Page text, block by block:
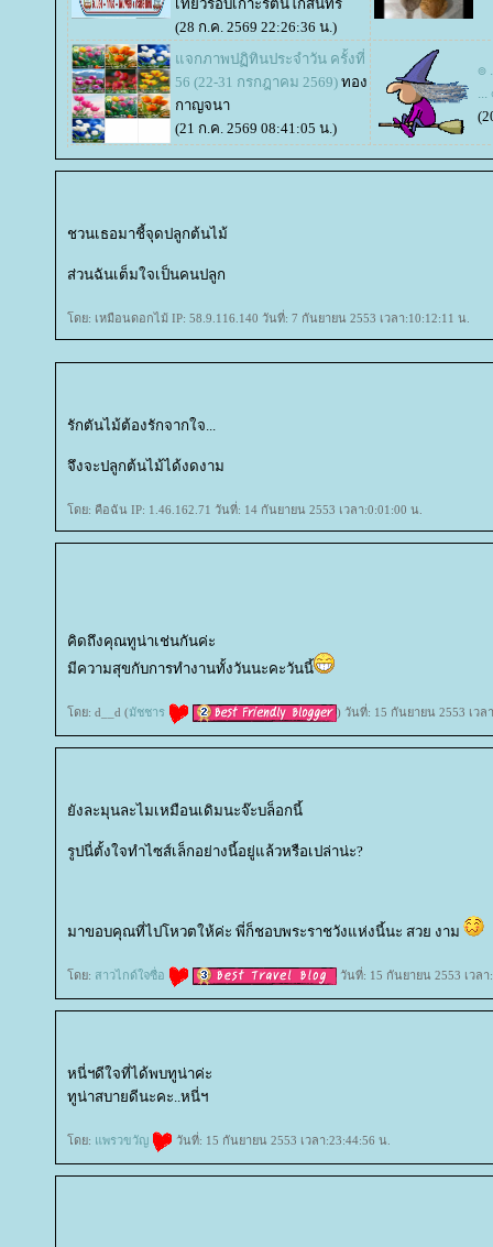
เที่ยวรอบเกาะรัตนโกสินทร์
(28 ก.ค. 2569 22:26:36 น.)
จกภาพปฏิทินประจำวัน ครั้งที่
56 (22-31 กรกฎาคม 2569) ทอง
กาญจนา
(21 ก.ค. 2569 08:41:05 น.)
๏
...
ชวนเธอมาชี้จุดปลูกต้นไม้
ส่วนฉันเต็มใจเป็นคนปลูก
ดย: เหมือนดอกไม้ IP: 58.9.116.140 วันที่: 7 กันยายน 2553 เวลา:10:12:11 น.
รักตันไม้ต้องรักจากใจ...
จึงจะปลูกต้นไม้ได้งดงาม
ดย: คือฉัน IP: 1.46.162.71 วันที่: 14 กันยายน 2553 เวลา:0:01:00 น.
คิดถึงคุณทูน่าเช่นกันค่ะ
มีความสุขกับการทำงานทั้งวันนะคะวันนี้
ดย: d__d (มัชชาร ) วันที่: 15 กันยายน 2553 เวล
ังละมุนละไมเหมือนเดิมนะจ๊ะบล็อกนี้
รูปนี่ตั้งใจทำไซส์เล็กอย่างนี้อยู่แล้วหรือเปล่าน่ะ?
มาขอบคุณที่ไปโหวตให้ค่ะ พี่ก็ชอบพระราชวังแห่งนี้นะ สวย งาม
ดย: สาวไกด์ใจซื่อ วันที่: 15 กันยายน 2553 เวลา
หนี่ฯดีใจที่ได้พบทูน่าค่ะ
ทูน่าสบายดีนะคะ..หนี่ฯ
ดย: พรวขวัญ วันที่: 15 กันยายน 2553 เวลา:23:44:56 น.